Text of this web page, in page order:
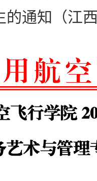
的通知（江